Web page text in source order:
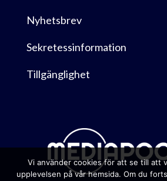
Nyhetsbrev
Sekretessinformation
Tillgänglighet
Vi använder cookies för att se till att
upplevelsen på vår hemsida. Om du